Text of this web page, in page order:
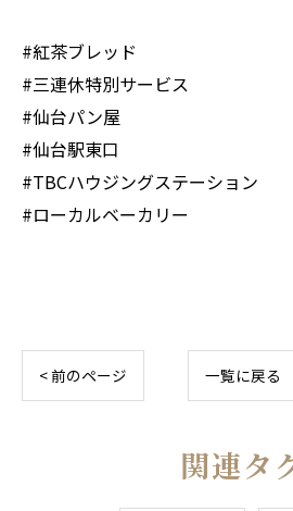
#紅茶ブレッド
#三連休特別サービス
#仙台パン屋
#仙台駅東口
#TBCハウジングステーション
#ローカルベーカリー
< 前のページ 一覧に戻る
関連タ